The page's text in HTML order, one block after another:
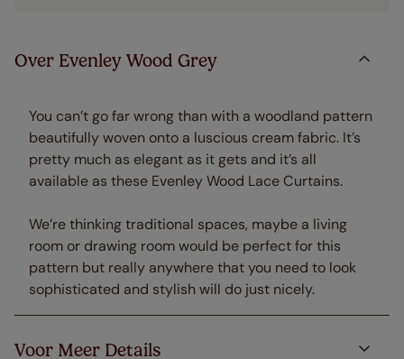
Over Evenley Wood Grey
You can’t go far wrong than with a woodland pattern
beautifully woven onto a luscious cream fabric. It’s
pretty much as elegant as it gets and it’s all
available as these Evenley Wood Lace Curtains.
We’re thinking traditional spaces, maybe a living
room or drawing room would be perfect for this
pattern but really anywhere that you need to look
sophisticated and stylish will do just nicely.
Voor Meer Details